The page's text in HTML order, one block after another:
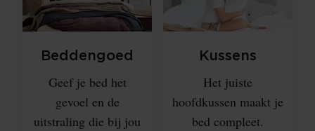
Beddengoed
Geef je bed het
gevoel en de
uitstraling die bij jou
Kussens
Het juiste
hoofdkussen maakt je
bed compleet.